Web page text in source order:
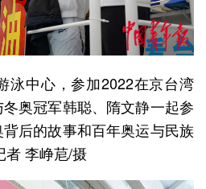
泳中心，参加2022在京台湾
奥冠军韩聪、隋文静一起参
后的故事和百年奥运与民族
者 李峥苨/摄